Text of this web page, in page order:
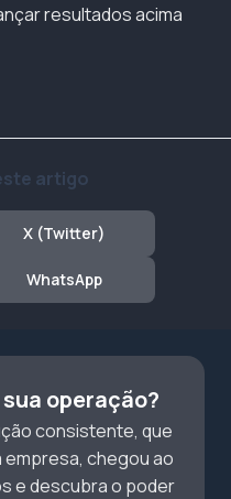
resultados acima
artigo
X (Twitter)
WhatsApp
operação?
consistente, que
empresa, chegou ao
e descubra o poder